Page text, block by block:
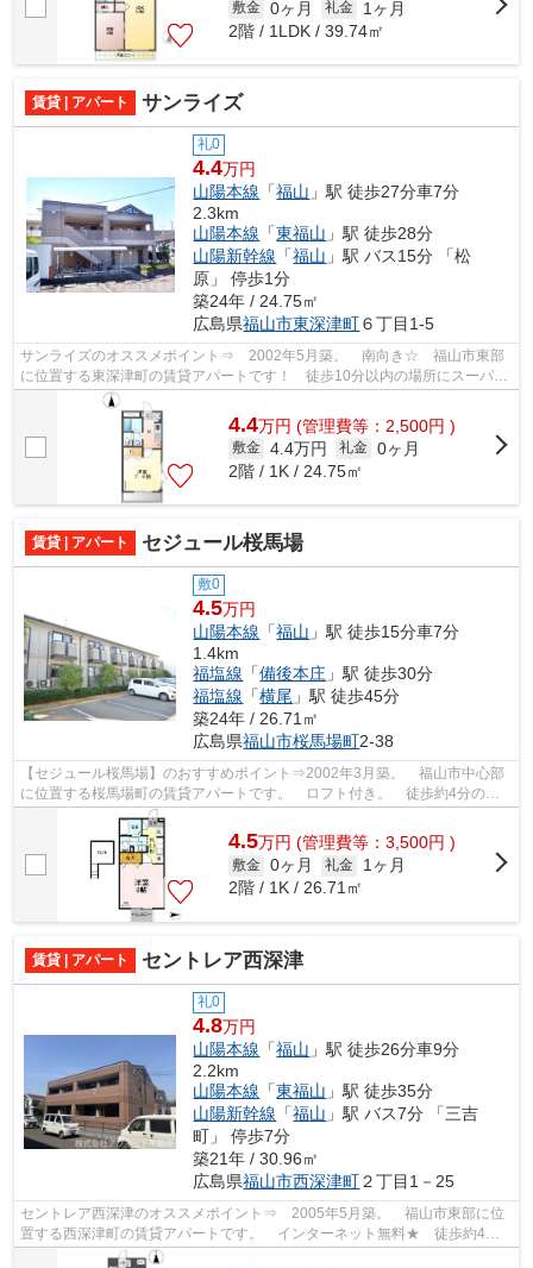
敷金 0ヶ月 礼金
1ヶ月
2階 / 1LDK / 39.74㎡
賃貸 | アパート サンライズ
礼0
4.4万円
山陽本線 「福山 」駅 徒歩27分車7分
2.3km
山陽本線 「東福山 」駅 徒歩28分
山陽新幹線 「福山 」駅 バス15分 「松
原」 停歩1分
築24年 / 24.75㎡
広島県福山市東深津町６丁目1-5
サンライズのオススメポイント⇒ 2002年5月築。 南向き☆ 福山市東部
に位置する東深津町の賃貸アパートです！ 徒歩10分以内の場所にスーパー
があるので毎日のお買い物にとても便利で...
4.4万円 (管理費等：2,500円 )
敷金 4.4万円 礼金 0ヶ月
2階 / 1K / 24.75㎡
賃貸 | アパート セジュール桜馬場
敷0
4.5万円
山陽本線 「福山 」駅 徒歩15分車7分
1.4km
福塩線 「備後本庄 」駅 徒歩30分
福塩線 「横尾 」駅 徒歩45分
築24年 / 26.71㎡
広島県福山市桜馬場町2-38
【セジュール桜馬場】のおすすめポイント⇒2002年3月築。 福山市中心部
に位置する桜馬場町の賃貸アパートです。 ロフト付き。 徒歩約4分のと
ころにはコンビニエンスストアがあり、徒...
4.5万円 (管理費等：3,500円 )
敷金 0ヶ月 礼金
1ヶ月
2階 / 1K / 26.71㎡
賃貸 | アパート セントレア西深津
礼0
4.8万円
山陽本線 「福山 」駅 徒歩26分車9分
2.2km
山陽本線 「東福山 」駅 徒歩35分
山陽新幹線 「福山 」駅 バス7分 「三吉
町」 停歩7分
築21年 / 30.96㎡
広島県福山市西深津町２丁目1－25
セントレア西深津のオススメポイント⇒ 2005年5月築。 福山市東部に位
置する西深津町の賃貸アパートです。 インターネット無料★ 徒歩約4分
のところにスーパーがあり、徒歩約6分のと...